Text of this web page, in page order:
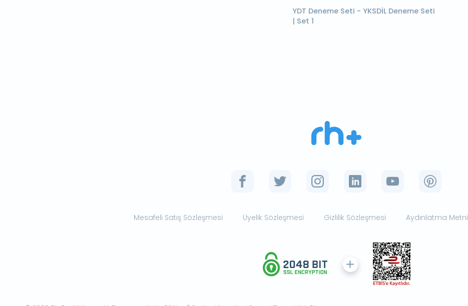
YDT Deneme Seti - YKSDİL Deneme Seti
| Set 1
Mesafeli Satış Sözleşmesi Üyelik Sözleşmesi Gizlilik Sözleşmesi Aydınlatma Metni